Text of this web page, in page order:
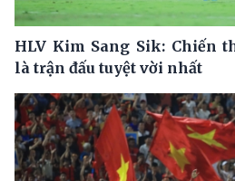
HLV Kim Sang Sik: Chiến thắng trước
là trận đấu tuyệt vời nhất